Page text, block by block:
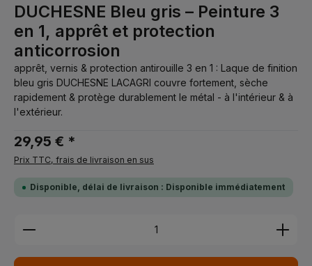
DUCHESNE Bleu gris – Peinture 3
en 1, apprêt et protection
anticorrosion
apprêt, vernis & protection antirouille 3 en 1 : Laque de finition
bleu gris DUCHESNE LACAGRI couvre fortement, sèche
rapidement & protège durablement le métal - à l'intérieur & à
l'extérieur.
29,95 € *
Prix TTC, frais de livraison en sus
Disponible, délai de livraison : Disponible immédiatement
Quantité de produit : Entrez la quantité